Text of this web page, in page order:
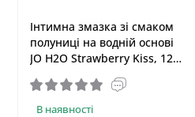
Інтимна змазка зі смаком
полуниці на водній основі
JO H2O Strawberry Kiss, 120
В наявності